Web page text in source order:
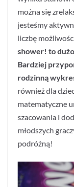
można się
jesteśmy
liczbę
shower! to
Bardziej
rodzinną
również dla
matematyczne
szacowania i
młodszych
podróżną!